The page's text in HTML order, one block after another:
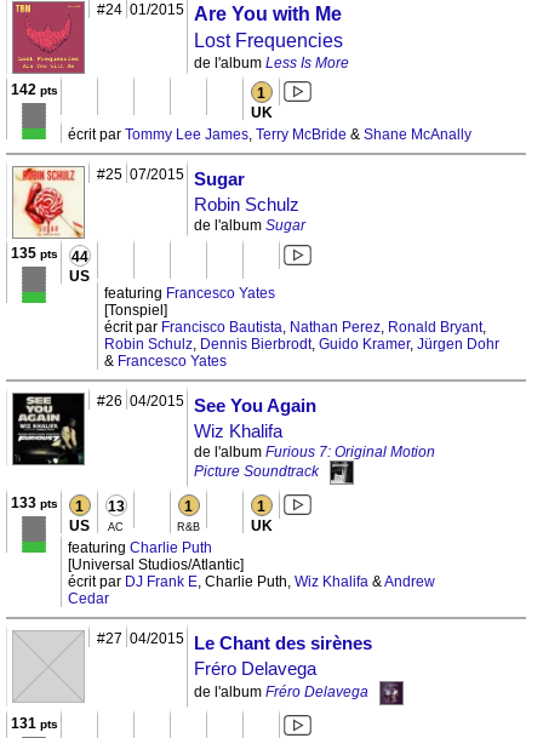
#24 01/2015 Are You with Me
Lost Frequencies
de l'album Less Is More
142 pts 1
UK
écrit par Tommy Lee James, Terry McBride & Shane McAnally
#25 07/2015 Sugar
Robin Schulz
de l'album Sugar
135pts 44
US
featuring Francesco Yates
[Tonspiel]
écrit par Francisco Bautista, Nathan Perez, Ronald Bryant,
Robin Schulz, Dennis Bierbrodt, Guido Kramer, Jürgen Dohr
& Francesco Yates
#26 04/2015 See You Again
Wiz Khalifa
de l'album Furious 7: Original Motion
Picture Soundtrack
133pts 1
US
13
AC
1
R&B
1
UK
featuring Charlie Puth
[Universal Studios/Atlantic]
écrit par DJ Frank E, Charlie Puth, Wiz Khalifa &Andrew
Cedar
#27 04/2015
Le Chant des sirènes
Fréro Delavega
de l'album Fréro Delavega
131 pts